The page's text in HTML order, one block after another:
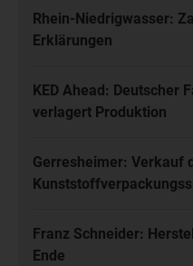
Rhein-Niedrigwasser:
Erklärungen
KED Ahead: Deutscher
verlagert Produktion
Gerresheimer: Verkauf
Franz Schneider:
Ende